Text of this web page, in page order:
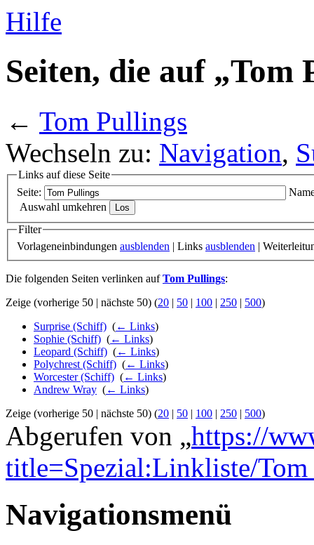
Hilfe
Seiten, die auf
← Tom Pullings
Wechseln zu: Navigation,
Links auf diese Seite
Seite:
Auswahl umkehren
Filter
Vorlageneinbindungen ausblenden | Links ausblenden |
Die folgenden Seiten verlinken aufTom Pullings:
Zeige (vorherige 50 | nächste 50) (20 | 50 | 100 | 250 | 500)
Surprise (Schiff) (← Links)
Sophie (Schiff) (← Links)
Leopard (Schiff) (← Links)
Polychrest (Schiff) (← Links)
Worcester (Schiff) (← Links)
Andrew Wray (← Links)
Zeige (vorherige 50 | nächste 50) (20 | 50 | 100 | 250 | 500)
Abgerufen von „https://
title=Spezial:Linkliste/
Navigationsmenü